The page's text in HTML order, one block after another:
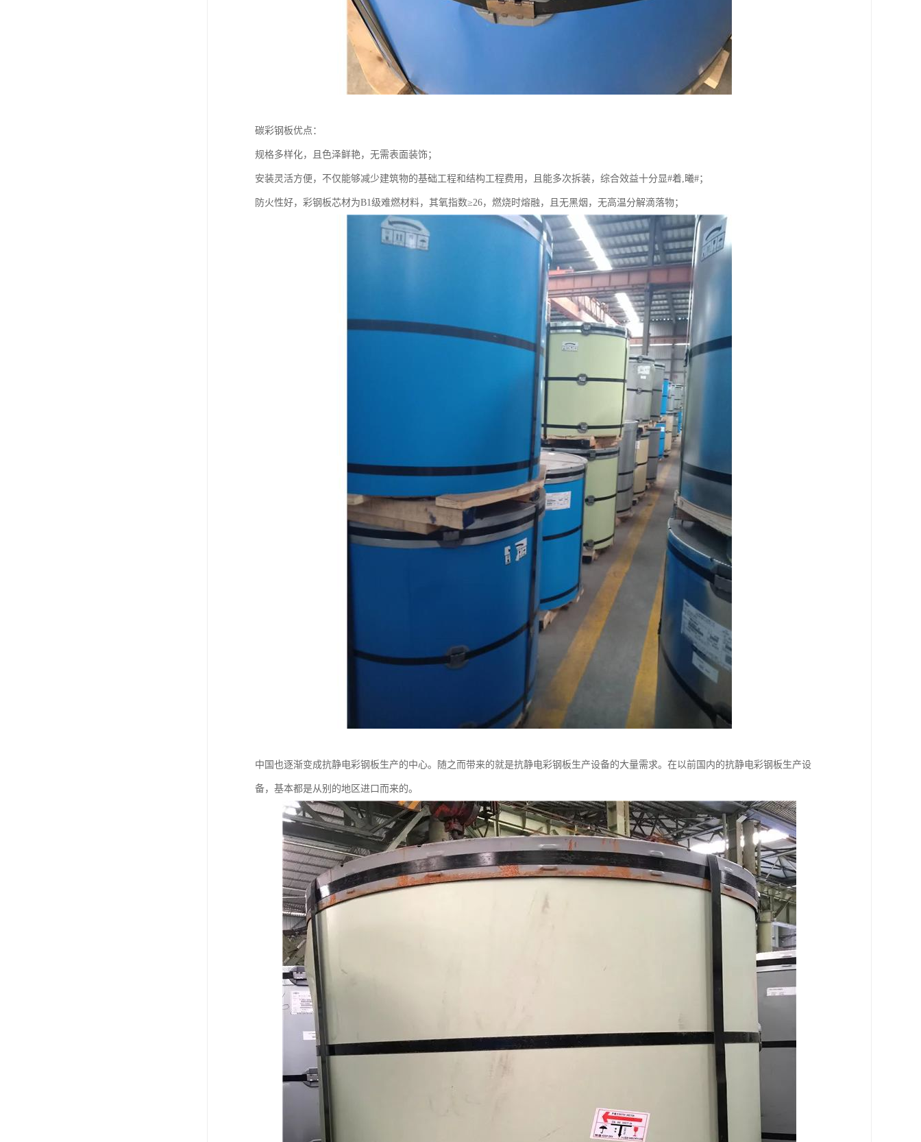
碳彩钢板优点：
规格多样化，且色泽鲜艳，无需表面装饰；
安装灵活方便，不仅能够减少建筑物的基础工程和结构工程费用，且能多次拆装，综合效益十分显#着,曦#；
防火性好，彩钢板芯材为B1级难燃材料，其氧指数≥26，燃烧时熔融，且无黑烟，无高温分解滴落物；
中国也逐渐变成抗静电彩钢板生产的中心。随之而带来的就是抗静电彩钢板生产设备的大量需求。在以前国内的抗静电彩钢板生产设
备，基本都是从别的地区进口而来的。